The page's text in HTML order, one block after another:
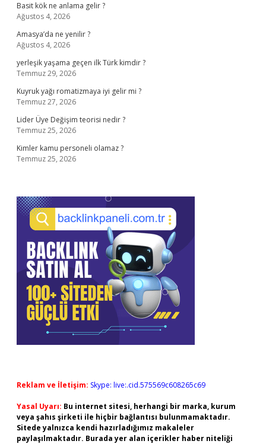
Basit kök ne anlama gelir ?
Ağustos 4, 2026
Amasya’da ne yenilir ?
Ağustos 4, 2026
yerleşik yaşama geçen ilk Türk kimdir ?
Temmuz 29, 2026
Kuyruk yağı romatizmaya iyi gelir mi ?
Temmuz 27, 2026
Lider Üye Değişim teorisi nedir ?
Temmuz 25, 2026
Kimler kamu personeli olamaz ?
Temmuz 25, 2026
Reklam ve İletişim: Skype: live:.cid.575569c608265c69
Yasal Uyarı: Bu internet sitesi, herhangi bir marka, kurum
veya şahıs şirketi ile hiçbir bağlantısı bulunmamaktadır.
Sitede yalnızca kendi hazırladığımız makaleler
paylaşılmaktadır. Burada yer alan içerikler haber niteliği